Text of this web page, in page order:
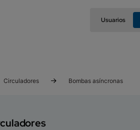
Usuarios
Circuladores Bombas asíncronas